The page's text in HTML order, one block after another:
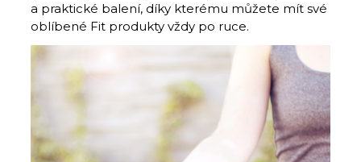
a praktické balení, díky kterému můžete mít své
oblíbené Fit produkty vždy po ruce.